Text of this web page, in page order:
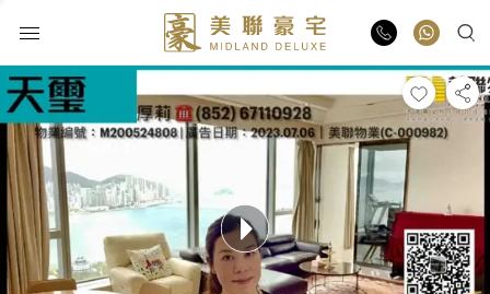
物業出售
物業出租
業主放盤